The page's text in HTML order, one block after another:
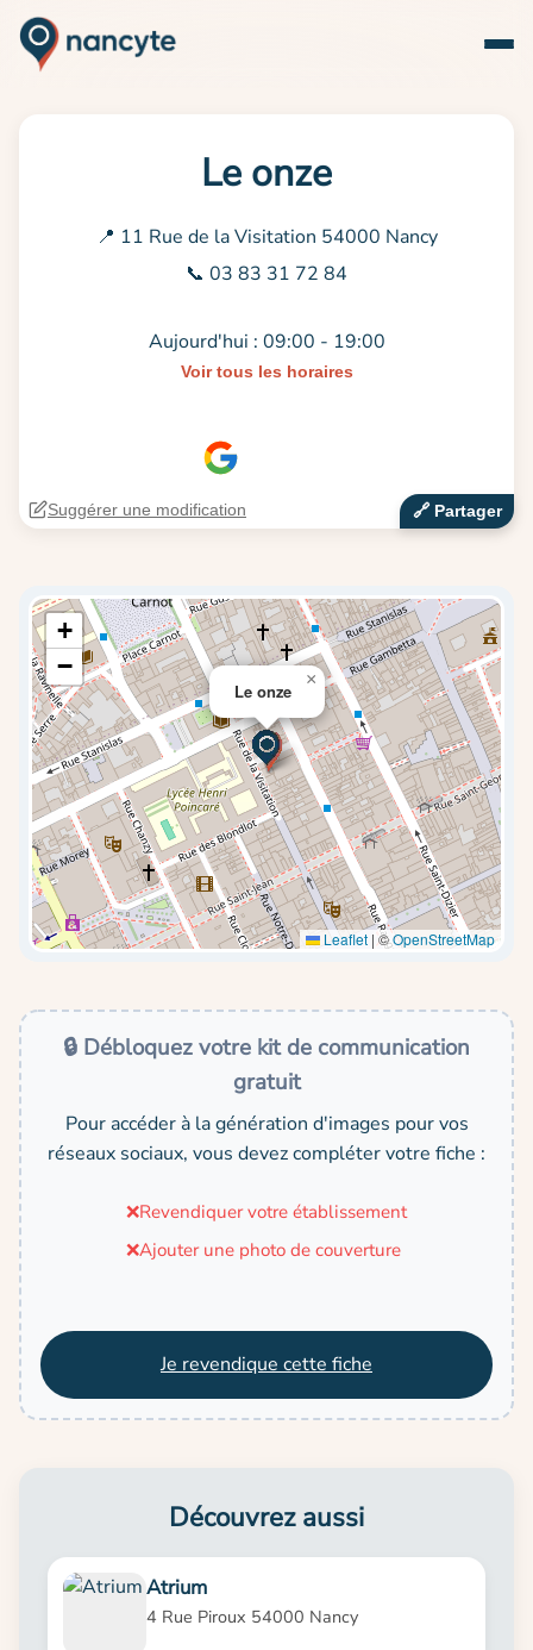
Le onze
📍 11 Rue de la Visitation 54000 Nancy
📞 03 83 31 72 84
Aujourd'hui : 09:00 - 19:00
Voir tous les horaires
🔗‍️ Partager
Suggérer une modification
Le onze
×
+
−
Leaflet | ©OpenStreetMap
🔒 Débloquez votre kit de communication
gratuit
Pour accéder à la génération d'images pour vos
réseaux sociaux, vous devez compléter votre fiche :
❌Revendiquer votre établissement
❌Ajouter une photo de couverture
Je revendique cette fiche
Découvrez aussi
Atrium
4 Rue Piroux 54000 Nancy